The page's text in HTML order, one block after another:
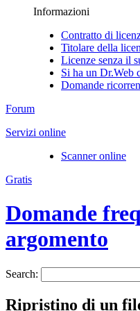
Informazioni
Contratto di
Titolare della
Licenze senza il
Si ha un Dr.Web
Domande
Forum
Servizi online
Scanner online
Gratis
Domande
argomento
Search:
Ripristino di un